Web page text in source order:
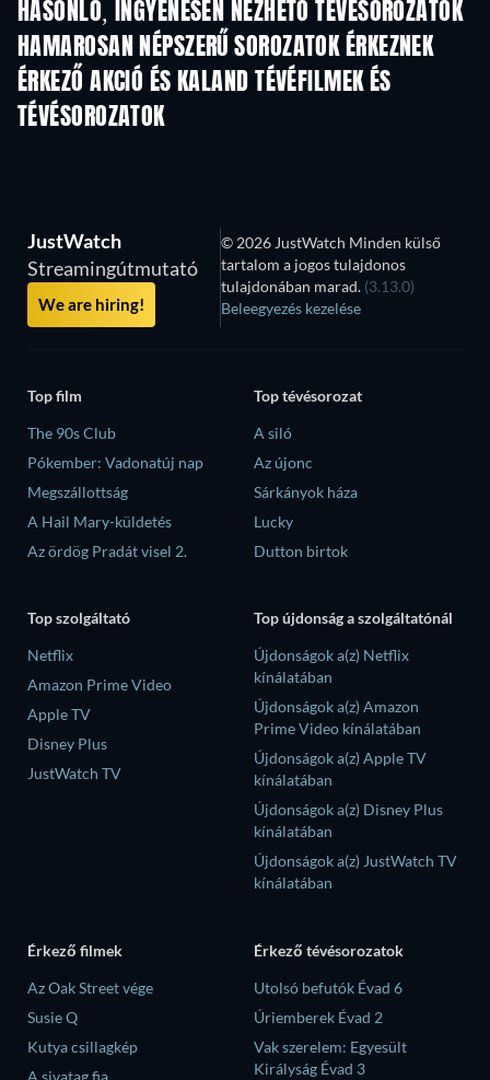
HASONLÓ, INGYENESEN NÉZHETŐ TÉVÉSOROZATOK
TV TV
HAMAROSAN NÉPSZERŰ SOROZATOK ÉRKEZNEK
TV TV
ÉRKEZŐ AKCIÓ ÉS KALAND TÉVÉFILMEK ÉS
TÉVÉSOROZATOK
Évad 2
JustWatch
Streamingútmutató
We are hiring!
© 2026 JustWatch Minden külső
tartalom a jogos tulajdonos
tulajdonában marad. (3.13.0)
Beleegyezés kezelése
Top film
The 90s Club
Pókember: Vadonatúj nap
Megszállottság
A Hail Mary-küldetés
Az ördög Pradát visel 2.
Top tévésorozat
A siló
Az újonc
Sárkányok háza
Lucky
Dutton birtok
Top szolgáltató
Netflix
Amazon Prime Video
Apple TV
Disney Plus
JustWatch TV
Top újdonság a szolgáltatónál
Újdonságok a(z) Netflix
kínálatában
Újdonságok a(z) Amazon
Prime Video kínálatában
Újdonságok a(z) Apple TV
kínálatában
Újdonságok a(z) Disney Plus
kínálatában
Újdonságok a(z) JustWatch TV
kínálatában
Érkező filmek
Az Oak Street vége
Susie Q
Kutya csillagkép
A sivatag fia
Érkező tévésorozatok
Utolsó befutók Évad 6
Úriemberek Évad 2
Vak szerelem: Egyesült
Királyság Évad 3